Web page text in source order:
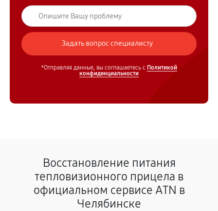
*Отправляя данные, вы соглашаетесь с Политикой
конфиденциальности
Восстановление питания
тепловизионного прицела в
официальном сервисе ATN в
Челябинске